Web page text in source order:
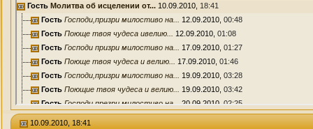
Гость Молитва об исцелении от... 10.09.2010, 18:41
Гость Господи,призри милостиво на... 12.09.2010, 00:48
Гость Поюще твоя чудеса ивелию... 12.09.2010, 01:08
Гость Господи призри милостиво на... 17.09.2010, 01:27
Гость Поюще твоя чудеса и велию... 17.09.2010, 01:46
Гость Господи,призри милостиво на... 19.09.2010, 03:28
Гость Поющие твоя чудеса и велию... 19.09.2010, 03:42
Гость Господи презри милостиво на... 20.09.2010, 02:25
Гость Поющие Твоя чудеса и велию...20.09.2010,02:29
10.09.2010, 18:41